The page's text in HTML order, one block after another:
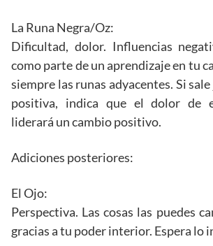
La Runa Negra/Oz:
Dificultad, dolor. Influencias
como parte de un aprendizaje en tu
siempre las runas adyacentes. Si
positiva, indica que el dolor de
liderará un cambio positivo.
Adiciones posteriores:
El Ojo:
Perspectiva. Las cosas las puedes
gracias a tu poder interior. Espera lo